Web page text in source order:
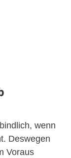
wenn
Deswegen
Voraus